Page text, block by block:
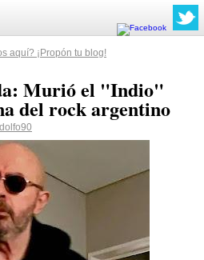
aquí? ¡Propón tu blog!
Murió el "Indio"
del rock argentino